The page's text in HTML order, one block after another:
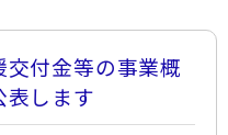
付金等の事業概
表します